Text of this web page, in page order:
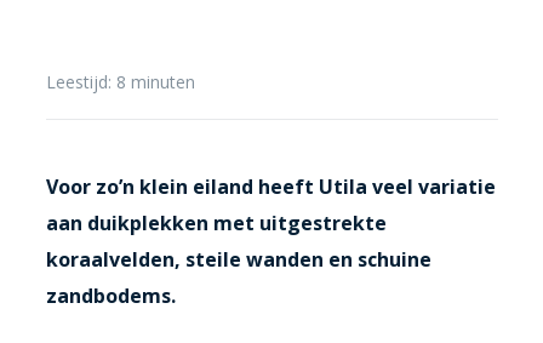
Leestijd: 8 minuten
Voor zo’n klein eiland heeft Utila veel variatie
aan duikplekken met uitgestrekte
koraalvelden, steile wanden en schuine
zandbodems.